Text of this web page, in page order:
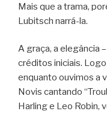
Mais que a trama,
Lubitsch narrá-la.
A graça, a elegância
créditos iniciais.
enquanto ouvimos a
Novis cantando
Harling e Leo Robin,